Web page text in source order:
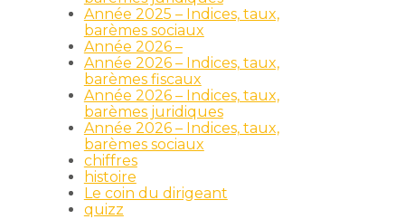
Année 2025 – Indices, taux,
barèmes sociaux
Année 2026 –
Année 2026 – Indices, taux,
barèmes fiscaux
Année 2026 – Indices, taux,
barèmes juridiques
Année 2026 – Indices, taux,
barèmes sociaux
chiffres
histoire
Le coin du dirigeant
quizz